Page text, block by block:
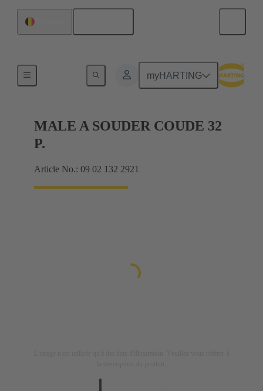
myHARTING
Raccordement carte mère à carte fille
MALE A SOUDER COUDE 32
P.
Article No.: 09 02 132 2921